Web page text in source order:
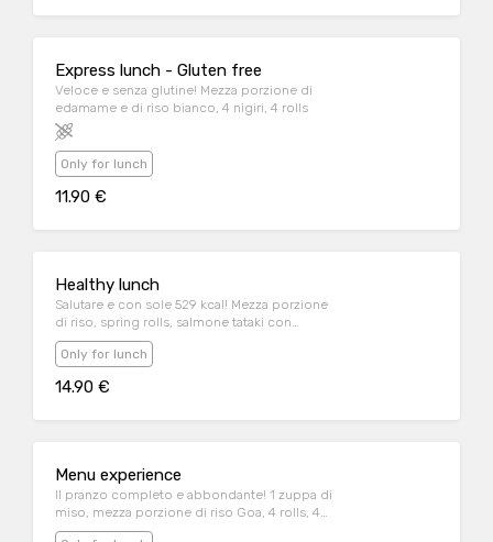
Express lunch - Gluten free
Veloce e senza glutine! Mezza porzione di
edamame e di riso bianco, 4 nigiri, 4 rolls
Only for lunch
11.90 €
Healthy lunch
Salutare e con sole 529 kcal! Mezza porzione
di riso, spring rolls, salmone tataki con
avocado e sesamo
Only for lunch
14.90 €
Menu experience
Il pranzo completo e abbondante! 1 zuppa di
miso, mezza porzione di riso Goa, 4 rolls, 4
nigiri, gelato al the verde